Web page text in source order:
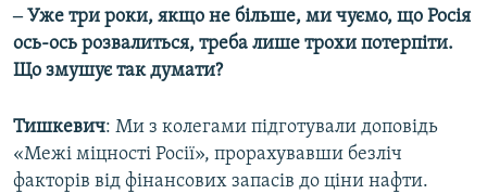
‒ Уже три роки, якщо не більше, ми чуємо, що Росія
ось-ось розвалиться, треба лише трохи потерпіти.
Що змушує так думати?
Тишкевич: Ми з колегами підготували доповідь
«Межі міцності Росії», прорахувавши безліч
факторів від фінансових запасів до ціни нафти.